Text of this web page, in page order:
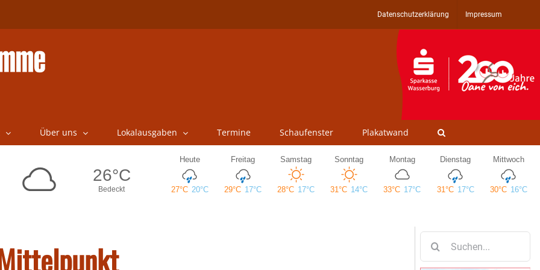
Datenschutzerklärung Impressum
Über uns Lokalausgaben Termine Schaufenster Plakatwand
nach: